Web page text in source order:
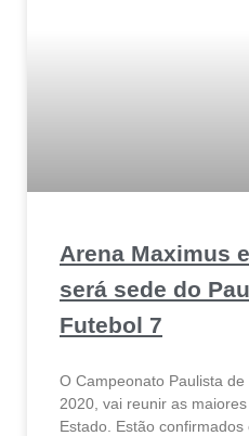
Arena Maximus
será sede do
Futebol 7
O Campeonato Paulista
2020, vai reunir as
Estado. Estão confirmados